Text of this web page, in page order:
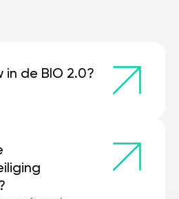
in de BIO 2.0?